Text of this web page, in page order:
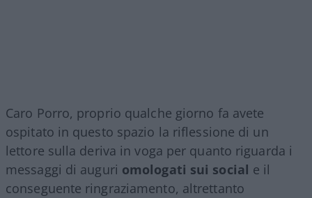
Caro Porro, proprio qualche giorno fa avete
ospitato in questo spazio la riflessione di un
lettore sulla deriva in voga per quanto riguarda i
messaggi di auguri omologati sui social e il
conseguente ringraziamento, altrettanto